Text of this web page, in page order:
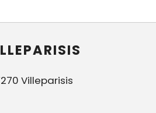
Villeparisis